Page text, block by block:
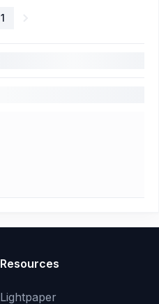
1
Resources
Lightpaper